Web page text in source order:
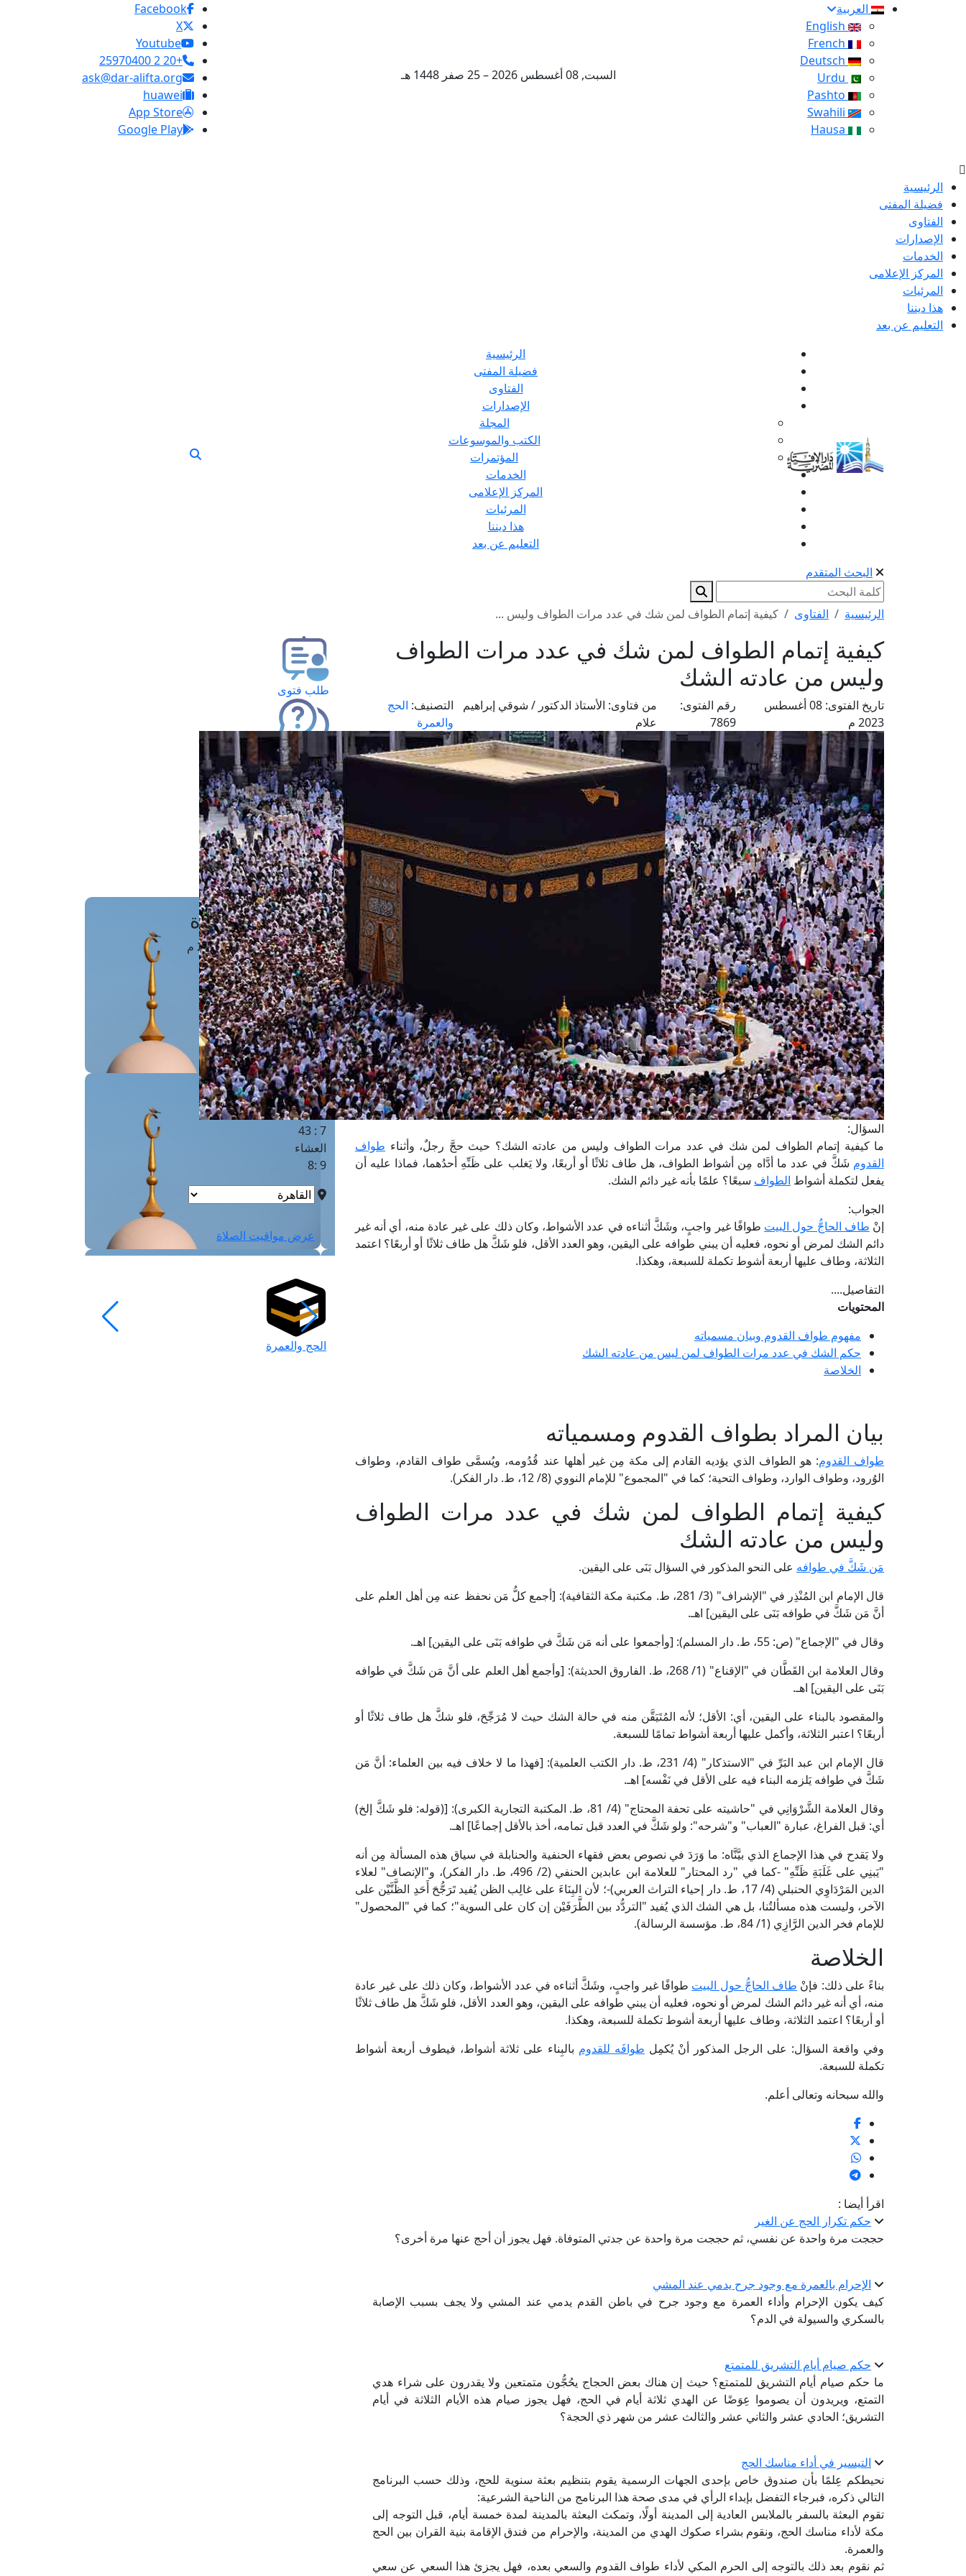
العربية
السبت, 08 أغسطس 2026 – 25 صفر 1448 هـ
Facebook
X
Youtube
+20 2 25970400
ask@dar-alifta.org
huawei
App Store
Google Play
الرئيسية
فضيلة المفتى
الفتاوى
الإصدارات
الخدمات
المركز الإعلامى
المرئيات
هذا ديننا
التعليم عن بعد
الرئيسية
فضيلة المفتى
الفتاوى
الإصدارات
المجلة
الكتب والموسوعات
المؤتمرات
الخدمات
المركز الإعلامى
المرئيات
هذا ديننا
التعليم عن بعد
البحث المتقدم
الرئيسية الفتاوى كيفية إتمام الطواف لمن شك في عدد مرات الطواف وليس ...
كيفية إتمام الطواف لمن شك في عدد مرات الطواف
وليس من عادته الشك
تاريخ الفتوى:
08 أغسطس
2023 م
رقم الفتوى:
7869
من فتاوى: الأستاذ الدكتور / شوقي إبراهيم
علام
التصنيف: الحج
والعمرة
السؤال:
ما كيفية إتمام الطواف لمن شك في عدد مرات الطواف وليس من عادته الشك؟ حيث حجَّ رجلٌ، وأثناء طواف
القدوم شَكَّ في عدد ما أدَّاه مِن أشواط الطواف، هل طاف ثلاثًا أو أربعًا، ولا يَغلب على ظَنِّهِ أحدُهما، فماذا عليه أن
يفعل لتكملة أشواط الطواف سبعًا؟ علمًا بأنه غير دائم الشك.
الجواب:
إنْ طاف الحاجُّ حول البيت طوافًا غير واجبٍ، وشَكَّ أثناءه في عدد الأشواط، وكان ذلك على غير عادة منه، أي أنه غير
دائم الشك لمرض أو نحوه، فعليه أن يبني طوافه على اليقين، وهو العدد الأقل، فلو شَكَّ هل طاف ثلاثًا أو أربعًا؟ اعتمد
الثلاثة، وطاف عليها أربعة أشوط تكملة للسبعة، وهكذا.
التفاصيل....
المحتويات
مفهوم طواف القدوم وبيان مسمياته
حكم الشك في عدد مرات الطواف لمن ليس من عادته الشك
الخلاصة
بيان المراد بطواف القدوم ومسمياته
طواف القدوم: هو الطواف الذي يؤديه القادم إلى مكة مِن غير أهلها عند قُدُومه، ويُسمَّى طواف القادم، وطواف
الوُرود، وطواف الوارد، وطواف التحية؛ كما في "المجموع" للإمام النووي (8/ 12، ط. دار الفكر).
كيفية إتمام الطواف لمن شك في عدد مرات الطواف
وليس من عادته الشك
مَن شَكَّ في طوافه على النحو المذكور في السؤال بَنَى على اليقين.
قال الإمام ابن المُنْذِر في "الإشراف" (3/ 281، ط. مكتبة مكة الثقافية): [أجمع كلُّ مَن نحفظ عنه مِن أهل العلم على
أنَّ مَن شَكَّ في طوافه بَنَى على اليقين] اهـ.
وقال في "الإجماع" (ص: 55، ط. دار المسلم): [وأجمعوا على أنه مَن شَكَّ في طوافه بَنَى على اليقين] اهـ.
وقال العلامة ابن القَطَّان في "الإقناع" (1/ 268، ط. الفاروق الحديثة): [وأجمع أهل العلم على أنَّ مَن شَكَّ في طوافه
بَنَى على اليقين] اهـ.
والمقصود بالبناء على اليقين، أي: الأقل؛ لأنه المُتَيَقَّن منه في حالة الشك حيث لا مُرَجِّحَ، فلو شكَّ هل طاف ثلاثًا أو
أربعًا؟ اعتبر الثلاثة، وأكمل عليها أربعة أشواط تمامًا للسبعة.
قال الإمام ابن عبد البَرِّ في "الاستذكار" (4/ 231، ط. دار الكتب العلمية): [فهذا ما لا خلاف فيه بين العلماء: أنَّ مَن
شَكَّ في طوافه يَلزمه البناء فيه على الأقل في نَفْسه] اهـ.
وقال العلامة الشَّرْوَانِي في "حاشيته على تحفة المحتاج" (4/ 81، ط. المكتبة التجارية الكبرى): [(قوله: فلو شَكَّ إلخ)
أي: قبل الفراغ، عبارة "العباب" و"شرحه": ولو شَكَّ في العدد قبل تمامه، أخذ بالأقل إجماعًا] اهـ.
ولا يَقدح في هذا الإجماع الذي بيَّنَّاه: ما وَرَدَ في نصوص بعض فقهاء الحنفية والحنابلة في سياق هذه المسألة مِن أنه
"يَبنِي على غَلَبَةِ ظَنِّهِ" -كما في "رد المحتار" للعلامة ابن عابدين الحنفي (2/ 496، ط. دار الفكر)، و"الإنصاف" لعلاء
الدين المَرْدَاوِي الحنبلي (4/ 17، ط. دار إحياء التراث العربي)-؛ لأن البِنَاءَ على غالِب الظن يُفيد تَرَجُّحَ أَحَدِ الظَّنَّيْن على
الآخر، وليست هذه مسألتُنا، بل هي الشك الذي يُفيد "التردُّد بين الطَّرَفَيْن إن كان على السوية"؛ كما في "المحصول"
للإمام فخر الدين الرَّازِي (1/ 84، ط. مؤسسة الرسالة).
الخلاصة
بناءً على ذلك: فإنْ طاف الحاجُّ حول البيت طوافًا غير واجبٍ، وشَكَّ أثناءه في عدد الأشواط، وكان ذلك على غير عادة
منه، أي أنه غير دائم الشك لمرض أو نحوه، فعليه أن يبني طوافه على اليقين، وهو العدد الأقل، فلو شَكَّ هل طاف ثلاثًا
أو أربعًا؟ اعتمد الثلاثة، وطاف عليها أربعة أشوط تكملة للسبعة، وهكذا.
وفي واقعة السؤال: على الرجل المذكور أنْ يُكمِل طوافَه للقدوم بالبِناء على ثلاثة أشواط، فيطوف أربعة أشواط
تكملة للسبعة.
والله سبحانه وتعالى أعلم.
اقرأ أيضا :
حكم تكرار الحج عن الغير
حججت مرة واحدة عن نفسي، ثم حججت مرة واحدة عن جدتي المتوفاة. فهل يجوز أن أحج عنها مرة أخرى؟
الإحرام بالعمرة مع وجود جرح يدمي عند المشي
كيف يكون الإحرام وأداء العمرة مع وجود جرح في باطن القدم يدمي عند المشي ولا يجف بسبب الإصابة
بالسكري والسيولة في الدم؟
حكم صيام أيام التشريق للمتمتع
ما حكم صيام أيام التشريق للمتمتع؟ حيث إن هناك بعض الحجاج يحُجُّون متمتعين ولا يقدرون على شراء هدي
التمتع، ويريدون أن يصوموا عِوَضًا عن الهدي ثلاثة أيام في الحج، فهل يجوز صيام هذه الأيام الثلاثة في أيام
التشريق؛ الحادي عشر والثاني عشر والثالث عشر من شهر ذي الحجة؟
التيسير في أداء مناسك الحج
نحيطكم عِلمًا بأن صندوق خاص بإحدى الجهات الرسمية يقوم بتنظيم بعثة سنوية للحج، وذلك حسب البرنامج
التالي ذكره، فبرجاء التفضل بإبداء الرأي في مدى صحة هذا البرنامج من الناحية الشرعية:
تقوم البعثة بالسفر بالملابس العادية إلى المدينة أولًا، وتمكث البعثة بالمدينة لمدة خمسة أيام، قبل التوجه إلى
مكة لأداء مناسك الحج، ونقوم بشراء صكوك الهدي من المدينة، والإحرام من فندق الإقامة بنية القران بين الحج
والعمرة.
ثم نقوم بعد ذلك بالتوجه إلى الحرم المكي لأداء طواف القدوم والسعي بعده، فهل يجزئ هذا السعي عن سعي
طلب فتوى
استعلام عن فتوى
حجز موعد
الفتوى الهاتفية
مَواقِيتُ الصَّـــلاة
القاهرة · 08 أغسطس 2026 م
الفجر
4 :42
الشروق
6 :18
الظهر
1 : 1
العصر
4:37
المغرب
7 : 43
العشاء
9 :8
عرض مواقيت الصلاة
الحج والعمرة